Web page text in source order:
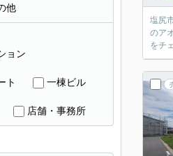
塩尻
のア
をチ
他
ョン
ト 一棟ビル
店舗・事務所